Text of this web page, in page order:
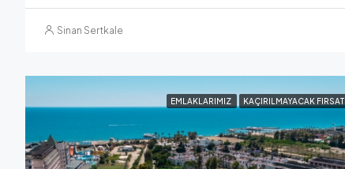
Sinan Sertkale
EMLAKLARIMIZ KAÇIRILMAYACAK FIRSAT